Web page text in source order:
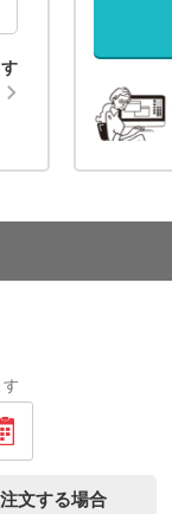
文する場合